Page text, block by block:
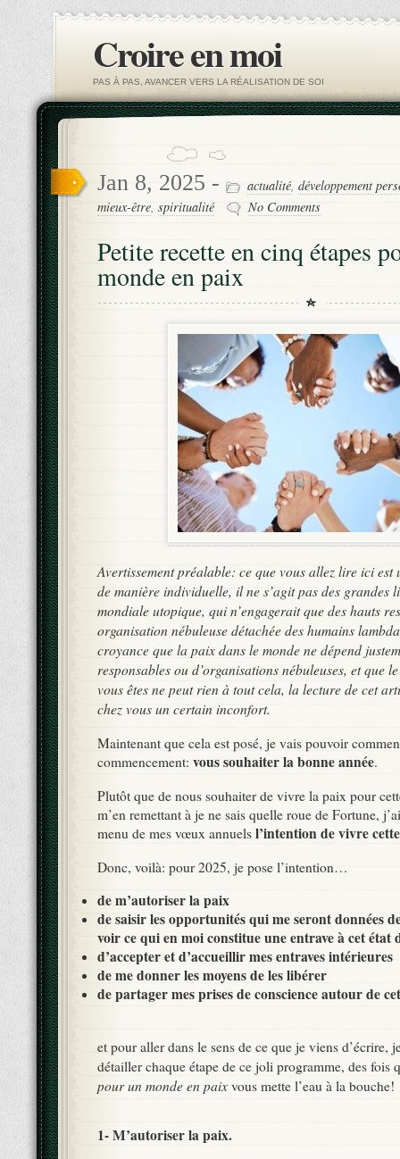
Croire en moi
PAS À PAS, AVANCER VERS LA RÉALISATION DE SOI
Jan 8, 2025 - actualité, développement
mieux-être, spiritualité No Comments
Petite recette en cinq étapes
monde en paix
Avertissement préalable: ce que vous allez lire ici est
de manière individuelle, il ne s’agit pas des grandes
mondiale utopique, qui n’engagerait que des hauts
organisation nébuleuse détachée des humains
croyance que la paix dans le monde ne dépend
responsables ou d’organisations nébuleuses, et que
vous êtes ne peut rien à tout cela, la lecture de cet
chez vous un certain inconfort.
Maintenant que cela est posé, je vais pouvoir
commencement: vous souhaiter la bonne année.
Plutôt que de nous souhaiter de vivre la paix pour
m’en remettant à je ne sais quelle roue de Fortune,
menu de mes vœux annuels l’intention de vivre
Donc, voilà: pour 2025, je pose l’intention…
de m’autoriser la paix
de saisir les opportunités qui me seront données
voir ce qui en moi constitue une entrave à cet état
d’accepter et d’accueillir mes entraves intérieures
de me donner les moyens de les libérer
de partager mes prises de conscience autour de
et pour aller dans le sens de ce que je viens d’écrire,
détailler chaque étape de ce joli programme, des fois
pour un monde en paix vous mette l’eau à la bouche!
1- M’autoriser la paix.